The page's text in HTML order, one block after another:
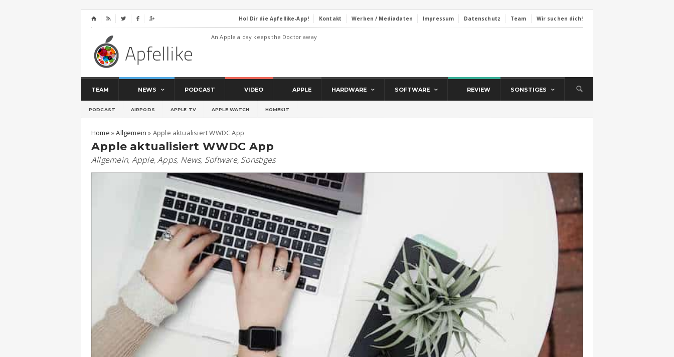
⌂     Hol Dir die Apfellike-App! Kontakt Werben / Mediadaten Impressum Datenschutz Team Wir suchen dich!
An Apple a day keeps the Doctor away
TEAM NEWS PODCAST VIDEO APPLE HARDWARE SOFTWARE REVIEW SONSTIGES
PODCAST AIRPODS APPLE TV APPLE WATCH HOMEKIT
Home »Allgemein » Apple aktualisiert WWDC App
Apple aktualisiert WWDC App
Allgemein, Apple,Apps, News, Software, Sonstiges